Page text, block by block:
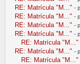
RE: Matrícula "M..." -
RE: Matrícula "M..." -
RE: Matrícula "M..." -
RE: Matrícula "M..." -
RE: Matrícula "M..."
RE: Matrícula "M..." -
RE: Matrícula "M..."